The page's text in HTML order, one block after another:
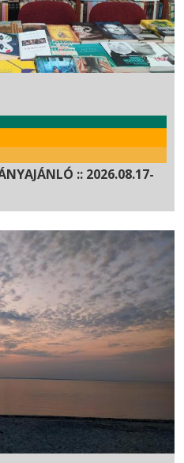
:: 2026.08.17-